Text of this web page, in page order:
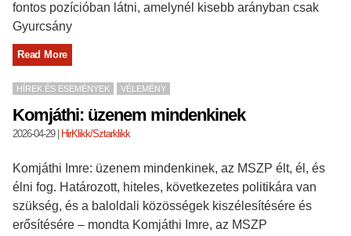
fontos pozícióban látni, amelynél kisebb arányban csak
Gyurcsány
Read More
HÍREK ÉS ESEMÉNYEK VÉLEMÉNY
Komjáthi: üzenem mindenkinek
2026-04-29| HirKlikk/Sztarklikk
Komjáthi Imre: üzenem mindenkinek, az MSZP élt, él, és
élni fog. Határozott, hiteles, következetes politikára van
szükség, és a baloldali közösségek kiszélesítésére és
erősítésére – mondta Komjáthi Imre, az MSZP